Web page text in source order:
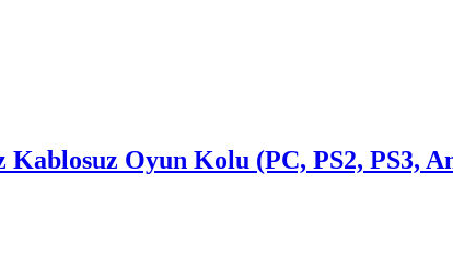
Kablosuz Oyun Kolu (PC, PS2, PS3,